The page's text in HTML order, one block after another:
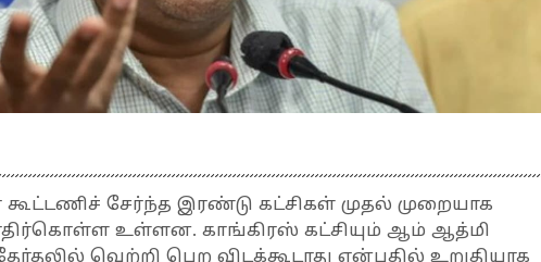
கூட்டணிச் சேர்ந்த இரண்டு கட்சிகள் முதல் முறையாக
உள்ளன. காங்கிரஸ் கட்சியும் ஆம் ஆத்மி
வெற்றி பெற விடக்கூடாது என்பதில் உறுதியாக